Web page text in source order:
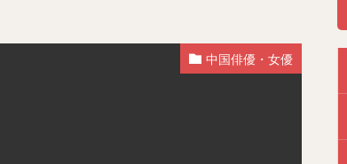
中国俳優・女優